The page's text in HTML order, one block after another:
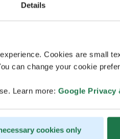
Details
Cookies are small
can change your cookie
Learn more: Google Privacy
cookies only